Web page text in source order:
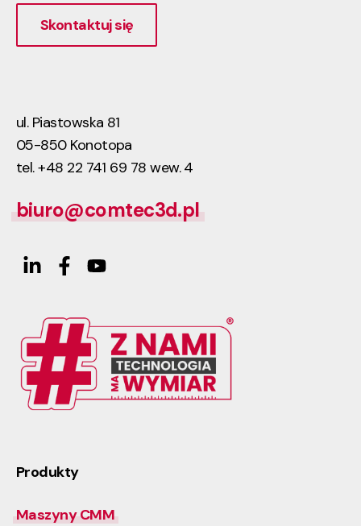
Skontaktuj się
ul. Piastowska 81
05-850 Konotopa
tel. +48 22 741 69 78 wew. 4
biuro@comtec3d.pl
Produkty
Maszyny CMM